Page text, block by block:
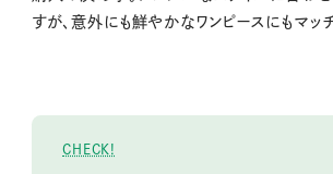
すが、意外にも鮮やかなワンピースにもマッ
CHECK!